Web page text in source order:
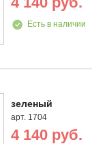
Есть в наличии
зеленый
арт. 1704
4 140 руб.